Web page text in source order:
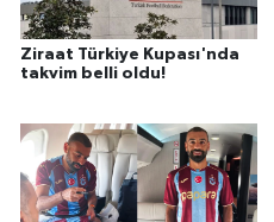
Ziraat Türkiye Kupası'nda
takvim belli oldu!